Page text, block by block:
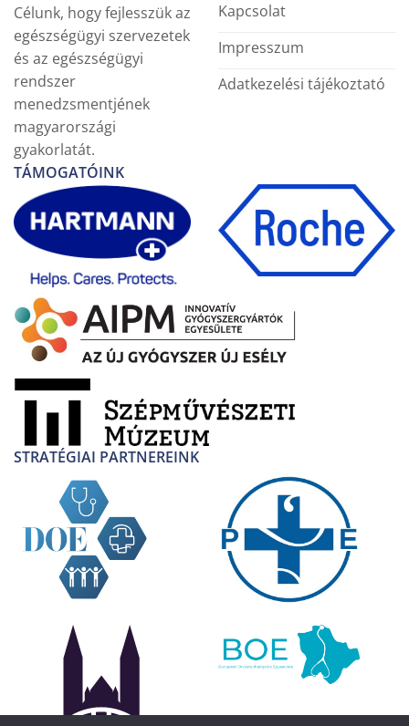
Célunk, hogy fejlesszük az
egészségügyi szervezetek
és az egészségügyi
rendszer
menedzsmentjének
magyarországi
gyakorlatát.
Kapcsolat
Impresszum
Adatkezelési tájékoztató
TÁMOGATÓINK
STRATÉGIAI PARTNEREINK